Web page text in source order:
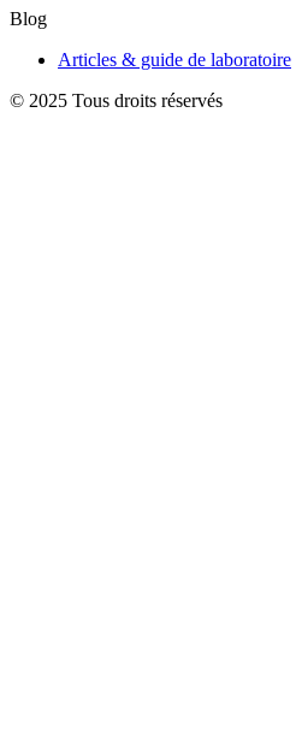
Blog
Articles & guide de laboratoire
© 2025 Tous droits réservés